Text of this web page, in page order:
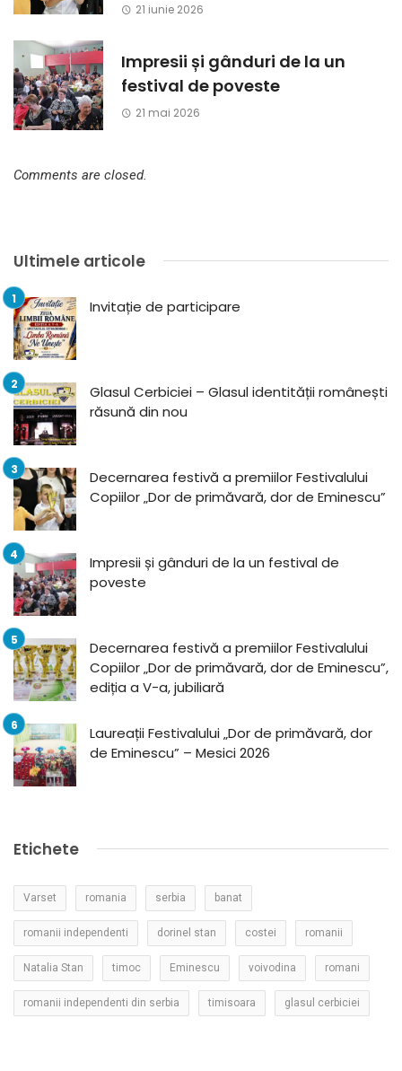
21 iunie 2026
Impresii și gânduri de la un
festival de poveste
21 mai 2026
Comments are closed.
Ultimele articole
Invitație de participare
Glasul Cerbiciei – Glasul identității românești
răsună din nou
Decernarea festivă a premiilor Festivalului
Copiilor „Dor de primăvară, dor de Eminescu”
Impresii și gânduri de la un festival de
poveste
Decernarea festivă a premiilor Festivalului
Copiilor „Dor de primăvară, dor de Eminescu”,
ediția a V-a, jubiliară
Laureații Festivalului „Dor de primăvară, dor
de Eminescu” – Mesici 2026
Etichete
Varset romania serbia banat
romanii independenti dorinel stan costei romanii
Natalia Stan timoc Eminescu voivodina romani
romanii independenti din serbia timisoara glasul cerbiciei